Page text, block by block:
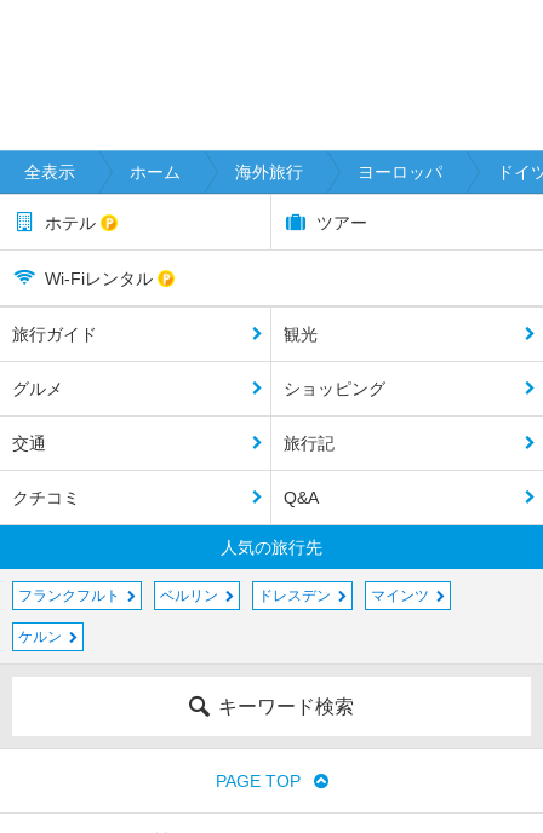
全表示 ホーム 海外旅行 ヨーロッパ ドイ
ホテル ツアー
Wi-Fiレンタル
旅行ガイド 観光
グルメ ショッピング
交通 旅行記
クチコミ Q&A
人気の旅行先
フランクフルト ベルリン ドレスデン マインツ
ケルン
キーワード検索
PAGE TOP